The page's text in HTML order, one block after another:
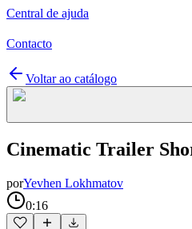
Central de ajuda
Contacto
Voltar ao catálogo
Cinematic Trailer
porYevhen Lokhmatov
0:16